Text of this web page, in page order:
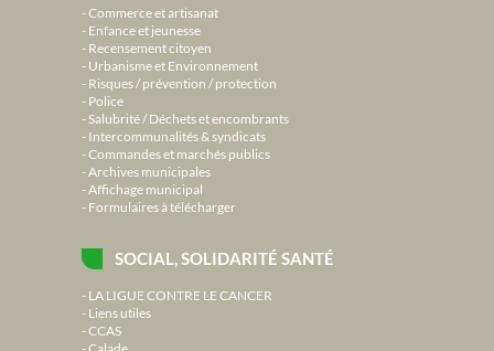
Commerce et artisanat
Enfance et jeunesse
Recensement citoyen
Urbanisme et Environnement
Risques / prévention / protection
Police
Salubrité / Déchets et encombrants
Intercommunalités & syndicats
Commandes et marchés publics
Archives municipales
Affichage municipal
Formulaires à télécharger
SOCIAL, SOLIDARITÉ SANTÉ
LA LIGUE CONTRE LE CANCER
Liens utiles
CCAS
Calade